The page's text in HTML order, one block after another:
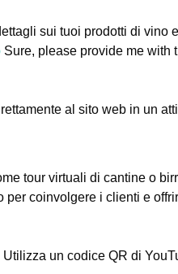
sui tuoi prodotti di vino
Sure, please provide me with
al sito web in un
tour virtuali di cantine o
coinvolgere i clienti e
un codice QR di